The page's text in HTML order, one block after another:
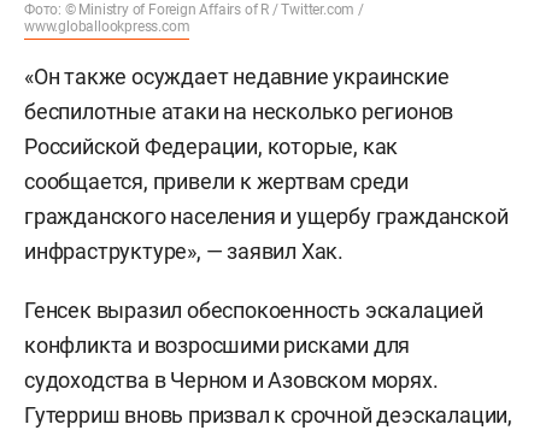
Фото: © Ministry of Foreign Affairs of R / Twitter.com /
www.globallookpress.com
«Он также осуждает недавние украинские
беспилотные атаки на несколько регионов
Российской Федерации, которые, как
сообщается, привели к жертвам среди
гражданского населения и ущербу гражданской
инфраструктуре», — заявил Хак.
Генсек выразил обеспокоенность эскалацией
конфликта и возросшими рисками для
судоходства в Черном и Азовском морях.
Гутерриш вновь призвал к срочной деэскалации,